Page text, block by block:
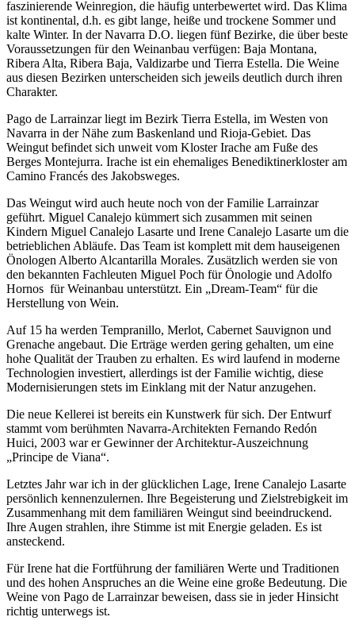
faszinierende Weinregion, die häufig unterbewertet wird. Das Klima
ist kontinental, d.h. es gibt lange, heiße und trockene Sommer und
kalte Winter. In der Navarra D.O. liegen fünf Bezirke, die über beste
Voraussetzungen für den Weinanbau verfügen: Baja Montana,
Ribera Alta, Ribera Baja, Valdizarbe und Tierra Estella. Die Weine
aus diesen Bezirken unterscheiden sich jeweils deutlich durch ihren
Charakter.
Pago de Larrainzar liegt im Bezirk Tierra Estella, im Westen von
Navarra in der Nähe zum Baskenland und Rioja-Gebiet. Das
Weingut befindet sich unweit vom Kloster Irache am Fuße des
Berges Montejurra. Irache ist ein ehemaliges Benediktinerkloster am
Camino Francés des Jakobsweges.
Das Weingut wird auch heute noch von der Familie Larrainzar
geführt. Miguel Canalejo kümmert sich zusammen mit seinen
Kindern Miguel Canalejo Lasarte und Irene Canalejo Lasarte um die
betrieblichen Abläufe. Das Team ist komplett mit dem hauseigenen
Önologen Alberto Alcantarilla Morales. Zusätzlich werden sie von
den bekannten Fachleuten Miguel Poch für Önologie und Adolfo
Hornos für Weinanbau unterstützt. Ein „Dream-Team“ für die
Herstellung von Wein.
Auf 15 ha werden Tempranillo, Merlot, Cabernet Sauvignon und
Grenache angebaut. Die Erträge werden gering gehalten, um eine
hohe Qualität der Trauben zu erhalten. Es wird laufend in moderne
Technologien investiert, allerdings ist der Familie wichtig, diese
Modernisierungen stets im Einklang mit der Natur anzugehen.
Die neue Kellerei ist bereits ein Kunstwerk für sich. Der Entwurf
stammt vom berühmten Navarra-Architekten Fernando Redón
Huici, 2003 war er Gewinner der Architektur-Auszeichnung
„Principe de Viana“.
Letztes Jahr war ich in der glücklichen Lage, Irene Canalejo Lasarte
persönlich kennenzulernen. Ihre Begeisterung und Zielstrebigkeit im
Zusammenhang mit dem familiären Weingut sind beeindruckend.
Ihre Augen strahlen, ihre Stimme ist mit Energie geladen. Es ist
ansteckend.
Für Irene hat die Fortführung der familiären Werte und Traditionen
und des hohen Anspruches an die Weine eine große Bedeutung. Die
Weine von Pago de Larrainzar beweisen, dass sie in jeder Hinsicht
richtig unterwegs ist.